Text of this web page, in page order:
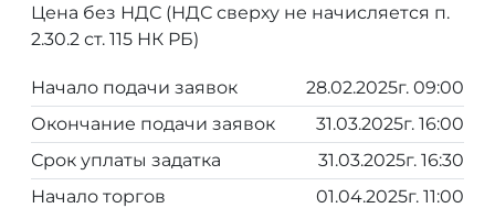
Цена без НДС (НДС сверху не начисляется п.
2.30.2 ст. 115 НК РБ)
Начало подачи заявок
28.02.2025г. 09:00
Окончание подачи заявок
31.03.2025г. 16:00
Срок уплаты задатка
31.03.2025г. 16:30
Начало торгов
01.04.2025г. 11:00